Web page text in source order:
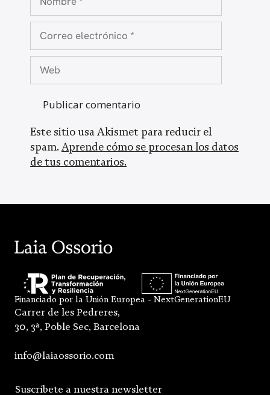
electrónico
Este sitio usa Akismet para reducir el
spam.Aprende cómo se procesan los datos
de tus comentarios.
Financiado por la Unión Europea - NextGenerationEU
Carrer de les Pedreres,
30, 3ª, Poble Sec, Barcelona
info@laiaossorio.com